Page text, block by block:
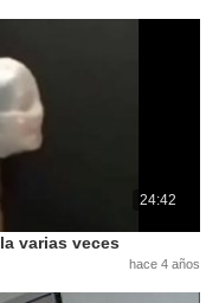
24:42
varias veces
hace 4 años